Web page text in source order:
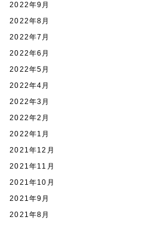
2022年9月
2022年8月
2022年7月
2022年6月
2022年5月
2022年4月
2022年3月
2022年2月
2022年1月
2021年12月
2021年11月
2021年10月
2021年9月
2021年8月